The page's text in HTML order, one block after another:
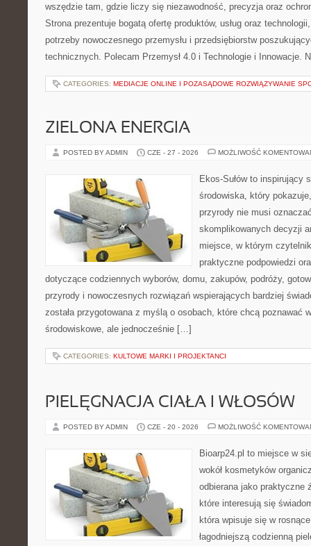
wszędzie tam, gdzie liczy się niezawodność, precyzja oraz
Strona prezentuje bogatą ofertę produktów, usług oraz
potrzeby nowoczesnego przemysłu i przedsiębiorstw
technicznych. Polecam Przemysł 4.0 i Technologie i Innowacje.
CATEGORIES: MEDIACJE ONLINE I POZASĄDOWE ROZWIĄZYWANIE
ZIELONA ENERGIA
POSTED BY ADMIN CZE - 27 - 2026 MOŻLIWOŚĆ
Ekos-Sułów to inspirujący
środowiska, który
przyrody nie musi
skomplikowanych decyzji
miejsce, w którym
praktyczne podpowiedzi
dotyczące codziennych wyborów, domu, zakupów, podróży,
przyrody i nowoczesnych rozwiązań wspierających bardziej
została przygotowana z myślą o osobach, które chcą poznawać
środowiskowe, ale jednocześnie […]
CATEGORIES: KULTOWE MARKI I PROJEKTANCI
PIELĘGNACJA CIAŁA I WŁOSÓW
POSTED BY ADMIN CZE - 20 - 2026 MOŻLIWOŚĆ
Bioarp24.pl to miejsce w
wokół kosmetyków
odbierana jako praktyczne
które interesują się
która wpisuje się w
łagodniejszą codzienną